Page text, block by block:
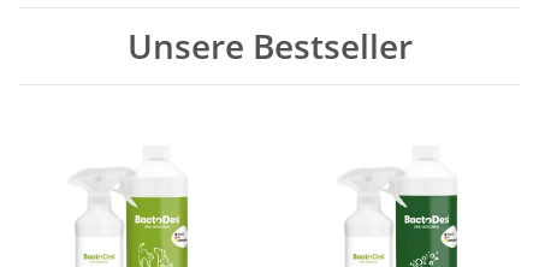
Unsere Bestseller